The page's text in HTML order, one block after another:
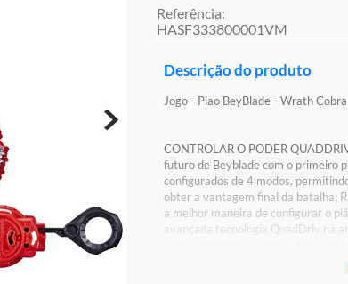
Referência:
HASF333800001VM
Descrição do produto
Jogo - Piao BeyBlade - Wrath
CONTROLAR O PODER
futuro de Beyblade com o primeiro
configurados de 4 modos,
obter a vantagem final da batalha;
a melhor maneira de configurar o
avançada tecnologia QuadDriv na